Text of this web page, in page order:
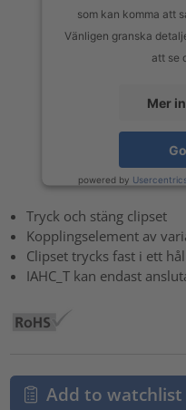
som kan komma att
Vänligen granska
att se
Mer
powered by
Tryck och stäng clipset
Kopplingselement av
Clipset trycks fast i ett hål
IAHC_T kan endast
Add to watchlist